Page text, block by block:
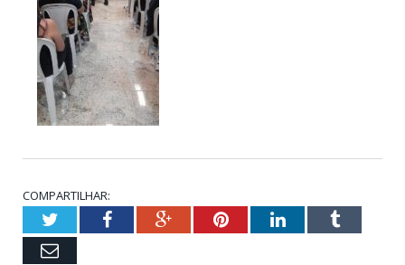
COMPARTILHAR:
TwitterFacebookGoogle+PinterestLinkedInTumblr
Email